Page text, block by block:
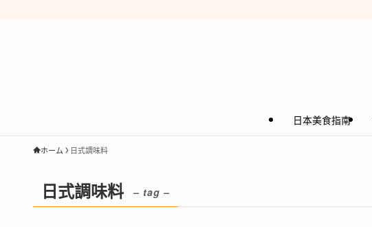
日本美食指南
ホーム 日式調味料
日式調味料 – tag –